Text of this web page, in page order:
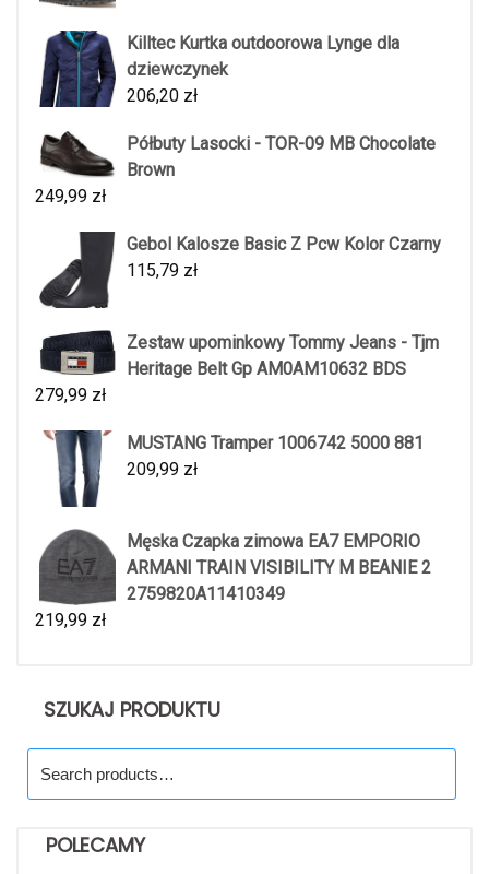
Killtec Kurtka outdoorowa Lynge dla
dziewczynek
206,20 zł
Półbuty Lasocki - TOR-09 MB Chocolate
Brown
249,99 zł
Gebol Kalosze Basic Z Pcw Kolor Czarny
115,79 zł
Zestaw upominkowy Tommy Jeans - Tjm
Heritage Belt Gp AM0AM10632 BDS
279,99 zł
MUSTANG Tramper 1006742 5000 881
209,99 zł
Męska Czapka zimowa EA7 EMPORIO
ARMANI TRAIN VISIBILITY M BEANIE 2
2759820A11410349
219,99 zł
SZUKAJ PRODUKTU
for:
POLECAMY